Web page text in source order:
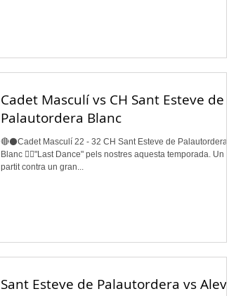
Cadet Masculí vs CH Sant Esteve de
Palautordera Blanc
🔴⚫️Cadet Masculí 22 - 32 CH Sant Esteve de Palautordera
Blanc 👉🏽"Last Dance" pels nostres aquesta temporada. Un
partit contra un gran...
Sant Esteve de Palautordera vs Aleví